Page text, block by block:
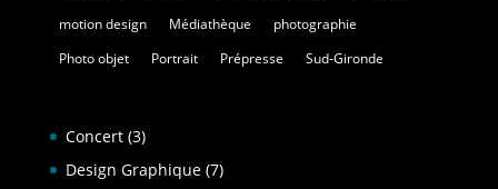
motion design
Médiathèque
photographie
Photo objet
Portrait Prépresse Sud-Gironde
Concert(3)
Design Graphique(7)